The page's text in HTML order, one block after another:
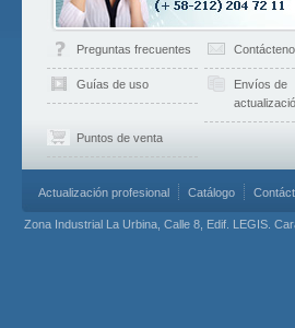
Preguntas frecuentes
Guías de uso
Envíos de
Puntos de venta
Actualización profesional Catálogo
Zona Industrial La Urbina, Calle 8, Edif. LEGIS.